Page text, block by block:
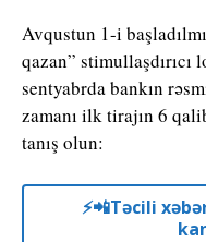
Avqustun 1-i
qazan” stimullaşdırıcı
sentyabrda bankın
zamanı ilk tirajın 6
tanış olun:
⚡️📲Təcili